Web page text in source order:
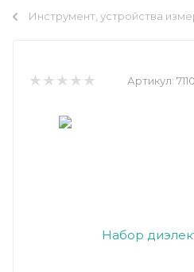
Инструмент, устройства
Артикул: